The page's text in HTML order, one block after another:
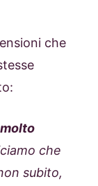
che
che
subito,